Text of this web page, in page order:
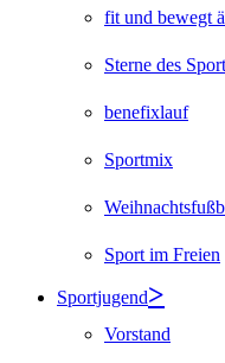
fit und bewegt
Sterne des
benefixlauf
Sportmix
Sport im Freien
Sportjugend
Vorstand